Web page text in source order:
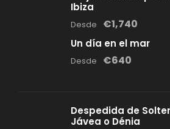
Ibiza
Desde €1,740
Un día en el mar
Desde €640
Despedida de
Jávea o Dénia